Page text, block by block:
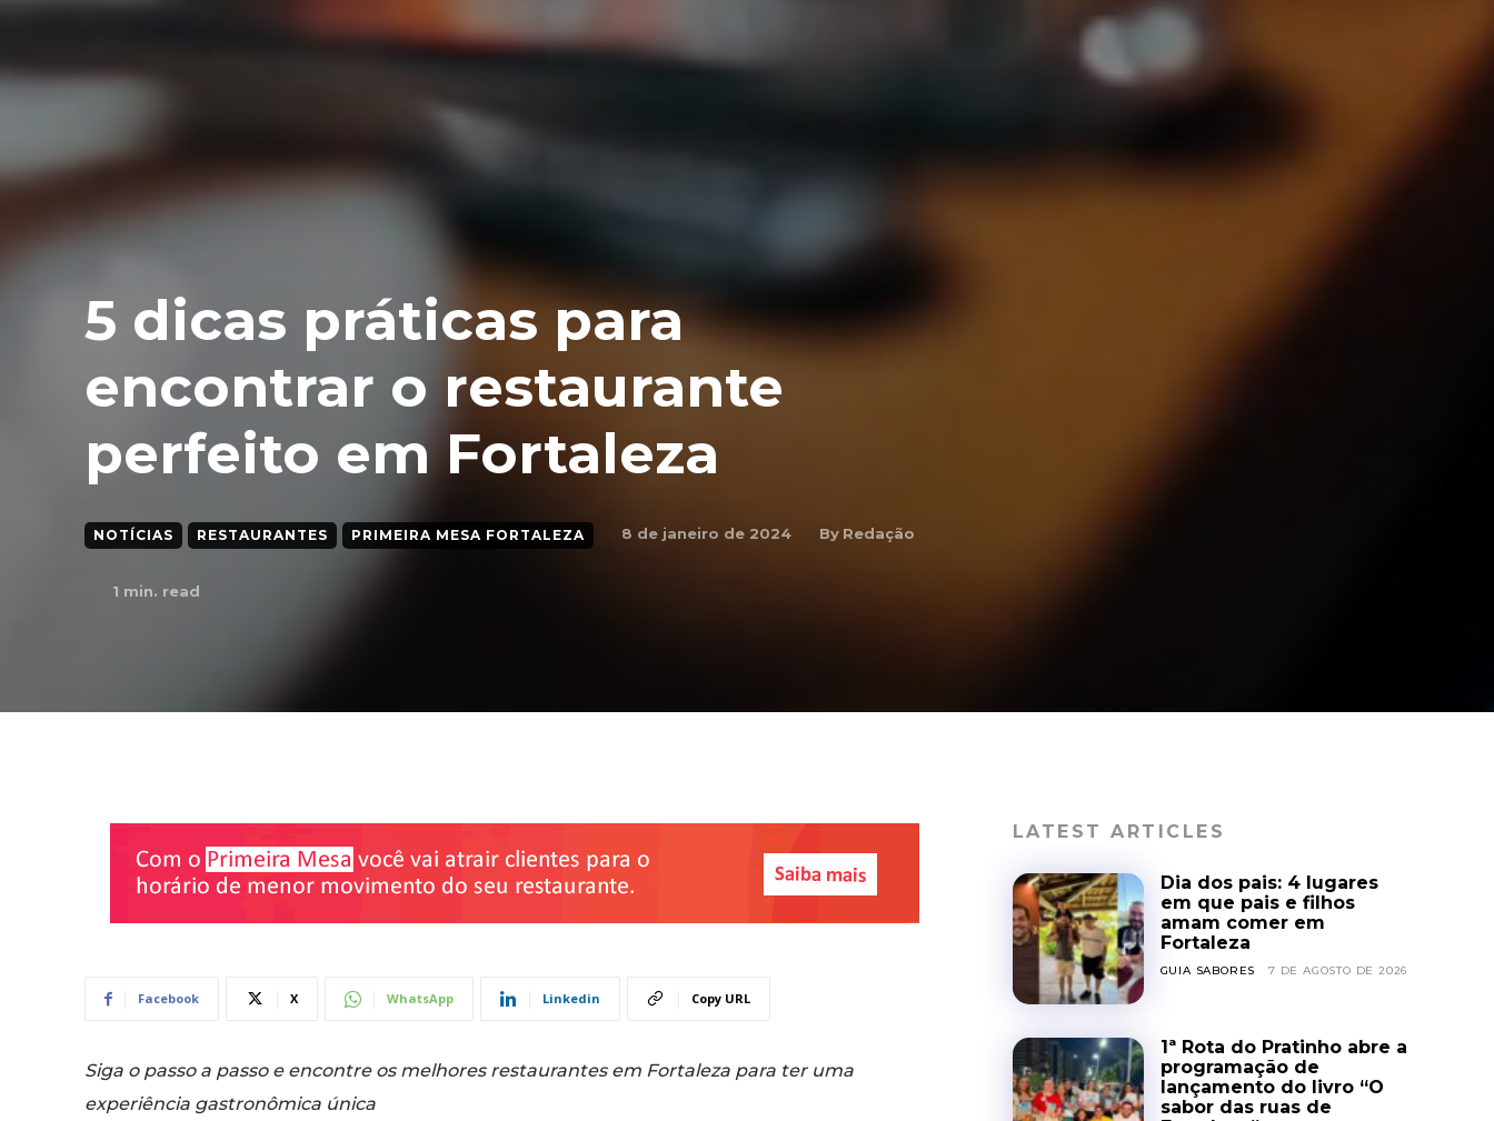
5 dicas práticas para
encontrar o restaurante
perfeito em Fortaleza
NOTÍCIAS RESTAURANTES PRIMEIRA MESA FORTALEZA 8 de janeiro de 2024 By Redação
1 min. read
Facebook X WhatsApp Linkedin Copy URL
Siga o passo a passo e encontre os melhores restaurantes em Fortaleza para ter uma
experiência gastronômica única
LATEST ARTICLES
Dia dos pais: 4 lugares
em que pais e filhos
amam comer em
Fortaleza
GUIA SABORES 7 DE AGOSTO DE 2026
1ª Rota do Pratinho abre a
programação de
lançamento do livro “O
sabor das ruas de